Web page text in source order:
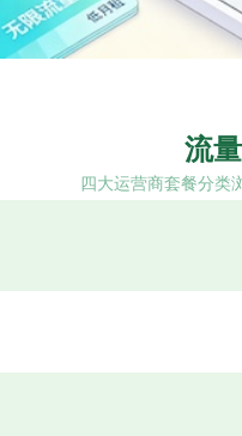
流
四大运营商套餐分类